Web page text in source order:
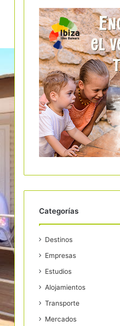
Categorías
Destinos
Empresas
Estudios
Alojamientos
Transporte
Mercados